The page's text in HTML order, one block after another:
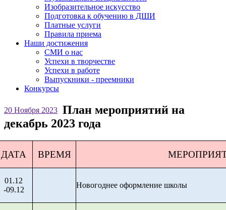
Изобразительное искусство
Подготовка к обучению в ДШИ
Платные услуги
Правила приема
Наши достижения
СМИ о нас
Успехи в творчестве
Успехи в работе
Выпускники - преемники
Конкурсы
20 Ноября 2023 План мероприятий на
декабрь 2023 года
ДАТА ВРЕМЯ
01.12
-09.12
Новогоднее оформление школы